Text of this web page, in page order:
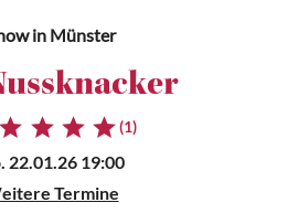
in Münster
(1)
22.01.26 19:00
Termine